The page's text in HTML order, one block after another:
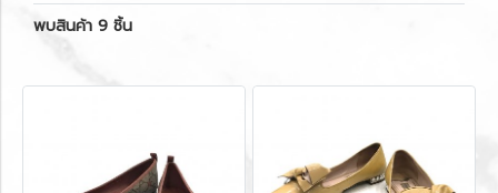
พบสินค้า 9 ชิ้น